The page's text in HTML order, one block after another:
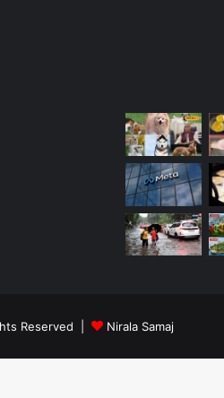
Reserved | Nirala Samaj